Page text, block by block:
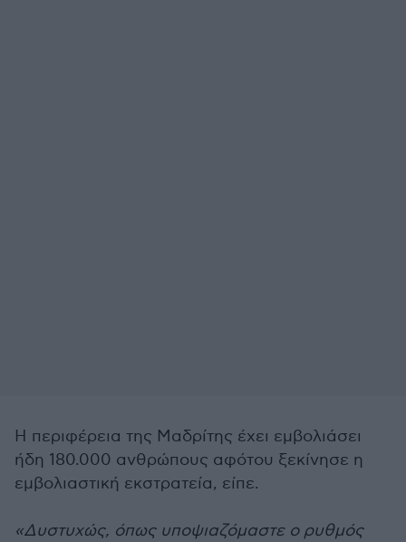
Η περιφέρεια της Μαδρίτης έχει εμβολιάσει
ήδη 180.000 ανθρώπους αφότου ξεκίνησε η
εμβολιαστική εκστρατεία, είπε.
«Δυστυχώς, όπως υποψιαζόμαστε ο ρυθμός